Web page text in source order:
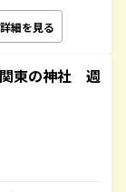
詳細を見る
東の神社 週